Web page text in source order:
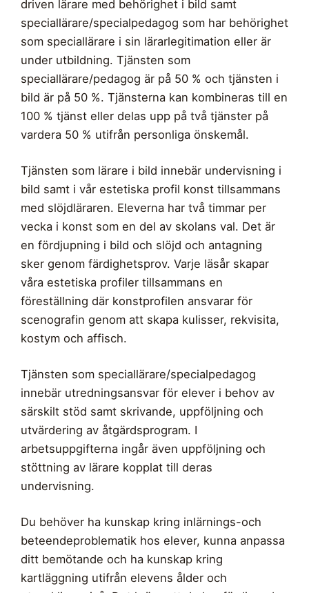
driven lärare med behörighet i bild samt
speciallärare/specialpedagog som har behörighet
som speciallärare i sin lärarlegitimation eller är
under utbildning. Tjänsten som
speciallärare/pedagog är på 50 % och tjänsten i
bild är på 50 %. Tjänsterna kan kombineras till en
100 % tjänst eller delas upp på två tjänster på
vardera 50 % utifrån personliga önskemål.
Tjänsten som lärare i bild innebär undervisning i
bild samt i vår estetiska profil konst tillsammans
med slöjdläraren. Eleverna har två timmar per
vecka i konst som en del av skolans val. Det är
en fördjupning i bild och slöjd och antagning
sker genom färdighetsprov. Varje läsår skapar
våra estetiska profiler tillsammans en
föreställning där konstprofilen ansvarar för
scenografin genom att skapa kulisser, rekvisita,
kostym och affisch.
Tjänsten som speciallärare/specialpedagog
innebär utredningsansvar för elever i behov av
särskilt stöd samt skrivande, uppföljning och
utvärdering av åtgärdsprogram. I
arbetsuppgifterna ingår även uppföljning och
stöttning av lärare kopplat till deras
undervisning.
Du behöver ha kunskap kring inlärnings-och
beteendeproblematik hos elever, kunna anpassa
ditt bemötande och ha kunskap kring
kartläggning utifrån elevens ålder och